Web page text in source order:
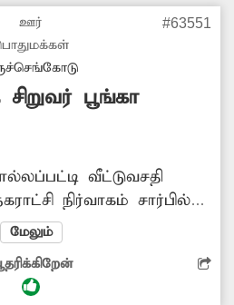
எனவே
பூங்காவில் உள்ள
சீரமைக்கவும்,
நடவடிக்கை
ஊர்
#63551
பூங்கா
வீட்டுவசதி
நிர்வாகம் சார்பில்
பூங்கா கட்டப்பட்டு
விடப்பட்டது. ஆனால்
இரவு காவலர்,
யாரும்
மேலும்